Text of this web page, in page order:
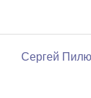
Сергей